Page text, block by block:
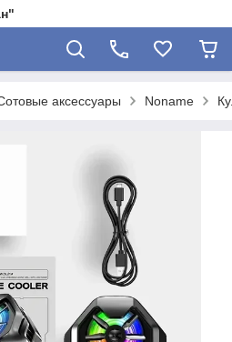
аксессуары Noname